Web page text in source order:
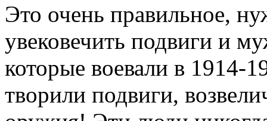
Это очень правильное,
увековечить подвиги и
которые воевали в 1914-
творили подвиги,